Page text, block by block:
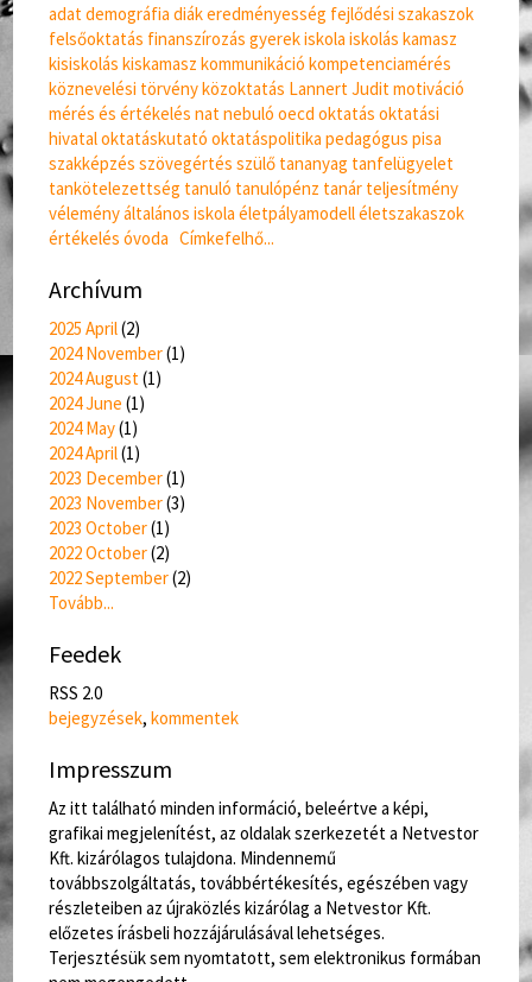
adat demográfia diákeredményesség fejlődési szakaszok
felsőoktatás finanszírozás gyerekiskola iskolás kamasz
kisiskolás kiskamasz kommunikáció kompetenciamérés
köznevelési törvényközoktatás Lannert Judit motiváció
mérés és értékelés nat nebuló oecd oktatás oktatási
hivataloktatáskutató oktatáspolitika pedagógus pisa
szakképzés szövegértés szülő tananyag tanfelügyelet
tankötelezettség tanuló tanulópénz tanár teljesítmény
véleményáltalános iskola életpályamodelléletszakaszok
értékelés óvoda Címkefelhő...
Archívum
2025 April(2)
2024 November(1)
2024 August (1)
2024 June (1)
2024 May(1)
2024 April(1)
2023 December(1)
2023 November(3)
2023 October(1)
2022 October(2)
2022 September(2)
Tovább...
Feedek
RSS 2.0
bejegyzések,kommentek
Impresszum
Az itt található minden információ, beleértve a képi,
grafikai megjelenítést, az oldalak szerkezetét a Netvestor
Kft. kizárólagos tulajdona. Mindennemű
továbbszolgáltatás, továbbértékesítés, egészében vagy
részleteiben az újraközlés kizárólag a Netvestor Kft.
előzetes írásbeli hozzájárulásával lehetséges.
Terjesztésük sem nyomtatott, sem elektronikus formában